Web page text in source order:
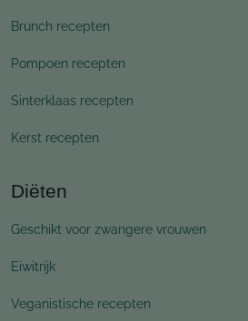
Brunch recepten
Pompoen recepten
Sinterklaas recepten
Kerst recepten
Diëten
Geschikt voor zwangere vrouwen
Eiwitrijk
Veganistische recepten